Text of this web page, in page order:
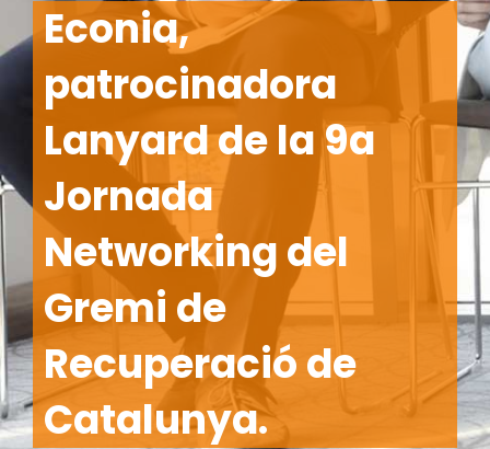
Econia,
patrocinadora
Lanyard de la 9a
Jornada
Networking del
Gremi de
Recuperació de
Catalunya.